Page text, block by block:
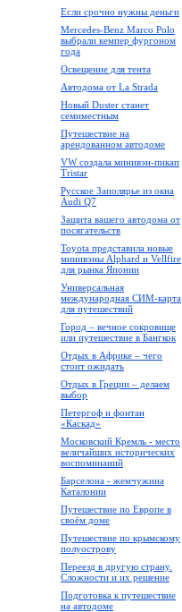
Если срочно нужны деньги
Mercedes-Benz Marco Polo
выбрали кемпер фургоном
года
Освещение для тента
Автодома от La Strada
Новый Duster станет
семиместным
Путешествие на
арендованном автодоме
VW создала минивэн-пикап
Tristar
Русское Заполярье из окна
Audi Q7
Защита вашего автодома от
посягательств
Toyota представила новые
минивэны Alphard и Vellfire
для рынка Японии
Универсальная
международная СИМ-карта
для путешествий
Город – вечное сокровище
или путешествие в Бангкок
Отдых в Африке – чего
стоит ожидать
Отдых в Греции – делаем
выбор
Петергоф и фонтан
«Каскад»
Московский Кремль - место
величайших исторических
воспоминаний
Барселона - жемчужина
Каталонии
Путешествие по Европе в
своём доме
Путешествие по крымскому
полуострову
Переезд в другую страну.
Сложности и их решение
Подготовка к путешествие
на автодоме